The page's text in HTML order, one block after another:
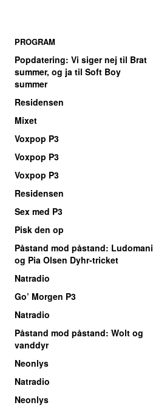
PROGRAM
Popdatering: Vi siger nej til Brat
summer, og ja til Soft Boy
summer
Residensen
Mixet
Voxpop P3
Voxpop P3
Voxpop P3
Residensen
Sex med P3
Pisk den op
Påstand mod påstand: Ludomani
og Pia Olsen Dyhr-tricket
Natradio
Go’ Morgen P3
Natradio
Påstand mod påstand: Wolt og
vanddyr
Neonlys
Natradio
Neonlys